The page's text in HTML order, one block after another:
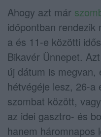
Ahogy azt már
időpontban rendezik
a és 11-e közötti
Bikavér Ünnepet.
új dátum is megvan,
hétvégéje lesz, 26-
szombat között,
az idei gasztro- és
hanem háromnapos